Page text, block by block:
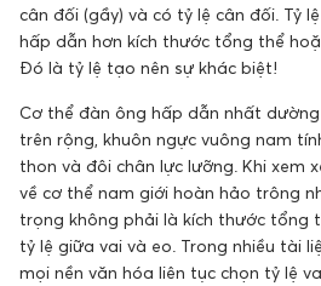
cân đối (gầy) và có tỷ lệ cân đối. Tỷ
hấp dẫn hơn kích thước tổng thể
Đó là tỷ lệ tạo nên sự khác biệt!
Cơ thể đàn ông hấp dẫn nhất
trên rộng, khuôn ngực vuông nam
thon và đôi chân lực lưỡng. Khi xem
về cơ thể nam giới hoàn hảo trông
trọng không phải là kích thước tổng
tỷ lệ giữa vai và eo. Trong nhiều tài
mọi nền văn hóa liên tục chọn tỷ lệ